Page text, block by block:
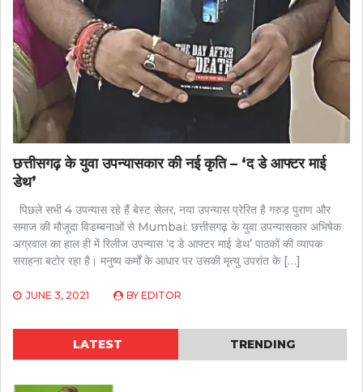
छत्तीसगढ़ के युवा उपन्यासकार की नई कृति – ‘द डे आफ्टर माई
डेथ’
पिछले सभी 4 उपन्यास रहे हैं बेस्ट सेलर, नया उपन्यास प्रेरित है गरुड़ पुराण और
समाज की मौजूदा विडम्बनाओं से Mumbai: छत्तीसगढ़ के युवा उपन्यासकार अभिषेक
अग्रवाल का हाल ही में रिलीज उपन्यास ‘द डे आफ्टर माई डेथ’ पाठकों की व्यापक
सराहना बटोर रहा है। मनुष्य कर्मों के आधार पर उसकी मृत्यु उपरांत के […]
JUNE 3, 2021 BY EDITOR
LATEST TRENDING